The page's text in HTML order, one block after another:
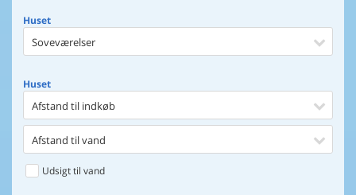
Huset
Soveværelser
Huset
Afstand til indkøb
Afstand til vand
Udsigt til vand